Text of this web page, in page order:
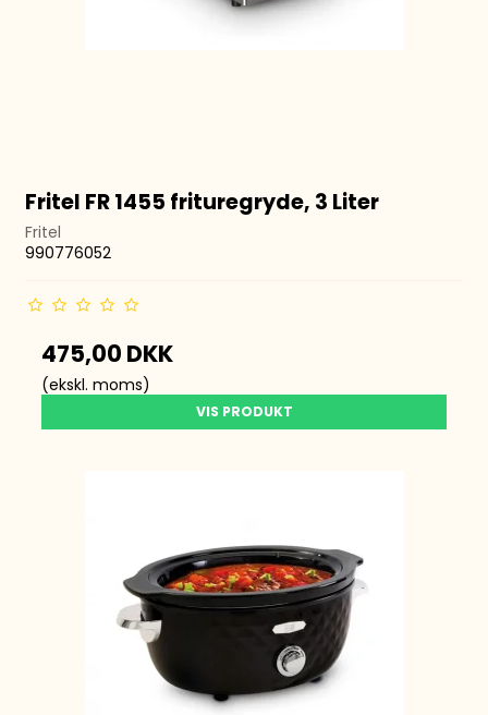
Fritel FR 1455 frituregryde, 3 Liter
Fritel
990776052
475,00 DKK
(ekskl. moms)
VIS PRODUKT